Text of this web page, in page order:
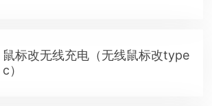
鼠标改无线充电（无线鼠标改type
c）